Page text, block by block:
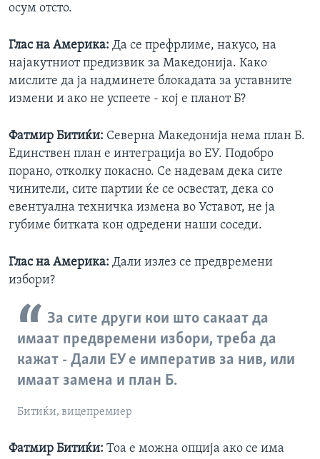
осум отсто.
Глас на Америка: Да се префрлиме, накусо, на
најакутниот предизвик за Македонија. Како
мислите да ја надминете блокадата за уставните
измени и ако не успеете - кој е планот Б?
Фатмир Битиќи: Северна Македонија нема план Б.
Единствен план е интеграција во ЕУ. Подобро
порано, отколку покасно. Се надевам дека сите
чинители, сите партии ќе се освестат, дека со
евентуална техничка измена во Уставот, не ја
губиме битката кон одредени наши соседи.
Глас на Америка: Дали излез се предвремени
избори?
За сите други кои што сакаат да
имаат предвремени избори, треба да
кажат - Дали ЕУ е императив за нив, или
имаат замена и план Б.
Битиќи, вицепремиер
Фатмир Битиќи: Тоа е можна опција ако се има